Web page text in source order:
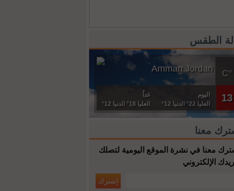
الطقس
°C
Amman,Jordan
13
اليوم
العليا 22° الدنيا 12°
غداً
العليا 18° الدنيا 12°
معنا
معنا في نشرة الموقع اليومية لتصلك
الإلكتروني